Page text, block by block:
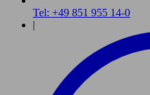
Tel: +49 851 955 14-0
|